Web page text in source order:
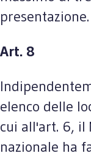
presentazione.
Art. 8
elenco delle
cui all'art. 6, il
nazionale ha